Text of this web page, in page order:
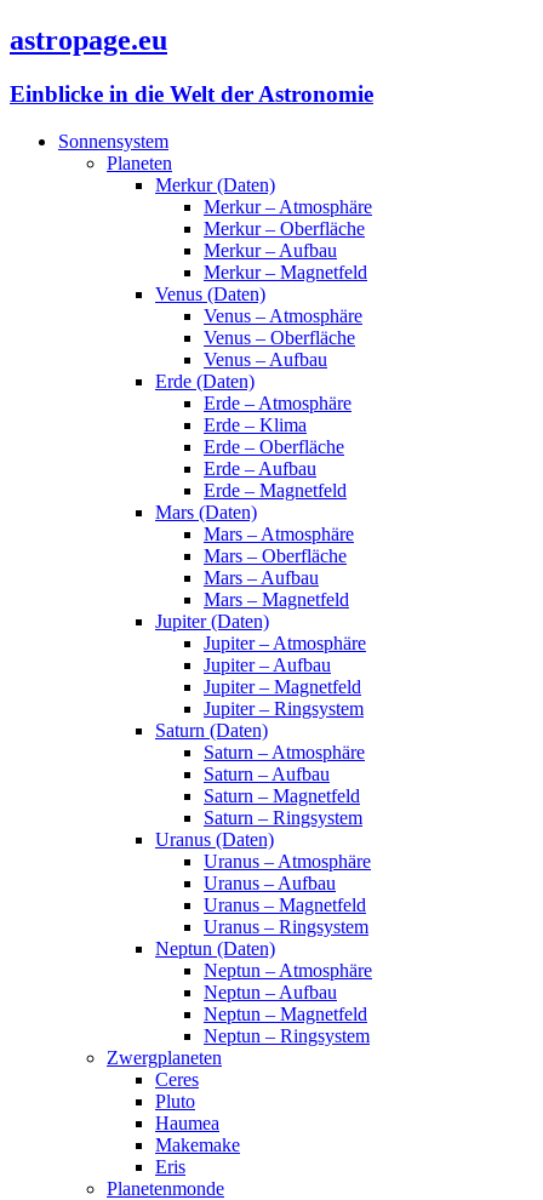
astropage.eu
Einblicke in die Welt der Astronomie
Sonnensystem
Planeten
Merkur (Daten)
Merkur – Atmosphäre
Merkur – Oberfläche
Merkur – Aufbau
Merkur – Magnetfeld
Venus (Daten)
Venus – Atmosphäre
Venus – Oberfläche
Venus – Aufbau
Erde (Daten)
Erde – Atmosphäre
Erde – Klima
Erde – Oberfläche
Erde – Aufbau
Erde – Magnetfeld
Mars (Daten)
Mars – Atmosphäre
Mars – Oberfläche
Mars – Aufbau
Mars – Magnetfeld
Jupiter (Daten)
Jupiter – Atmosphäre
Jupiter – Aufbau
Jupiter – Magnetfeld
Jupiter – Ringsystem
Saturn (Daten)
Saturn – Atmosphäre
Saturn – Aufbau
Saturn – Magnetfeld
Saturn – Ringsystem
Uranus (Daten)
Uranus – Atmosphäre
Uranus – Aufbau
Uranus – Magnetfeld
Uranus – Ringsystem
Neptun (Daten)
Neptun – Atmosphäre
Neptun – Aufbau
Neptun – Magnetfeld
Neptun – Ringsystem
Zwergplaneten
Ceres
Pluto
Haumea
Makemake
Eris
Planetenmonde